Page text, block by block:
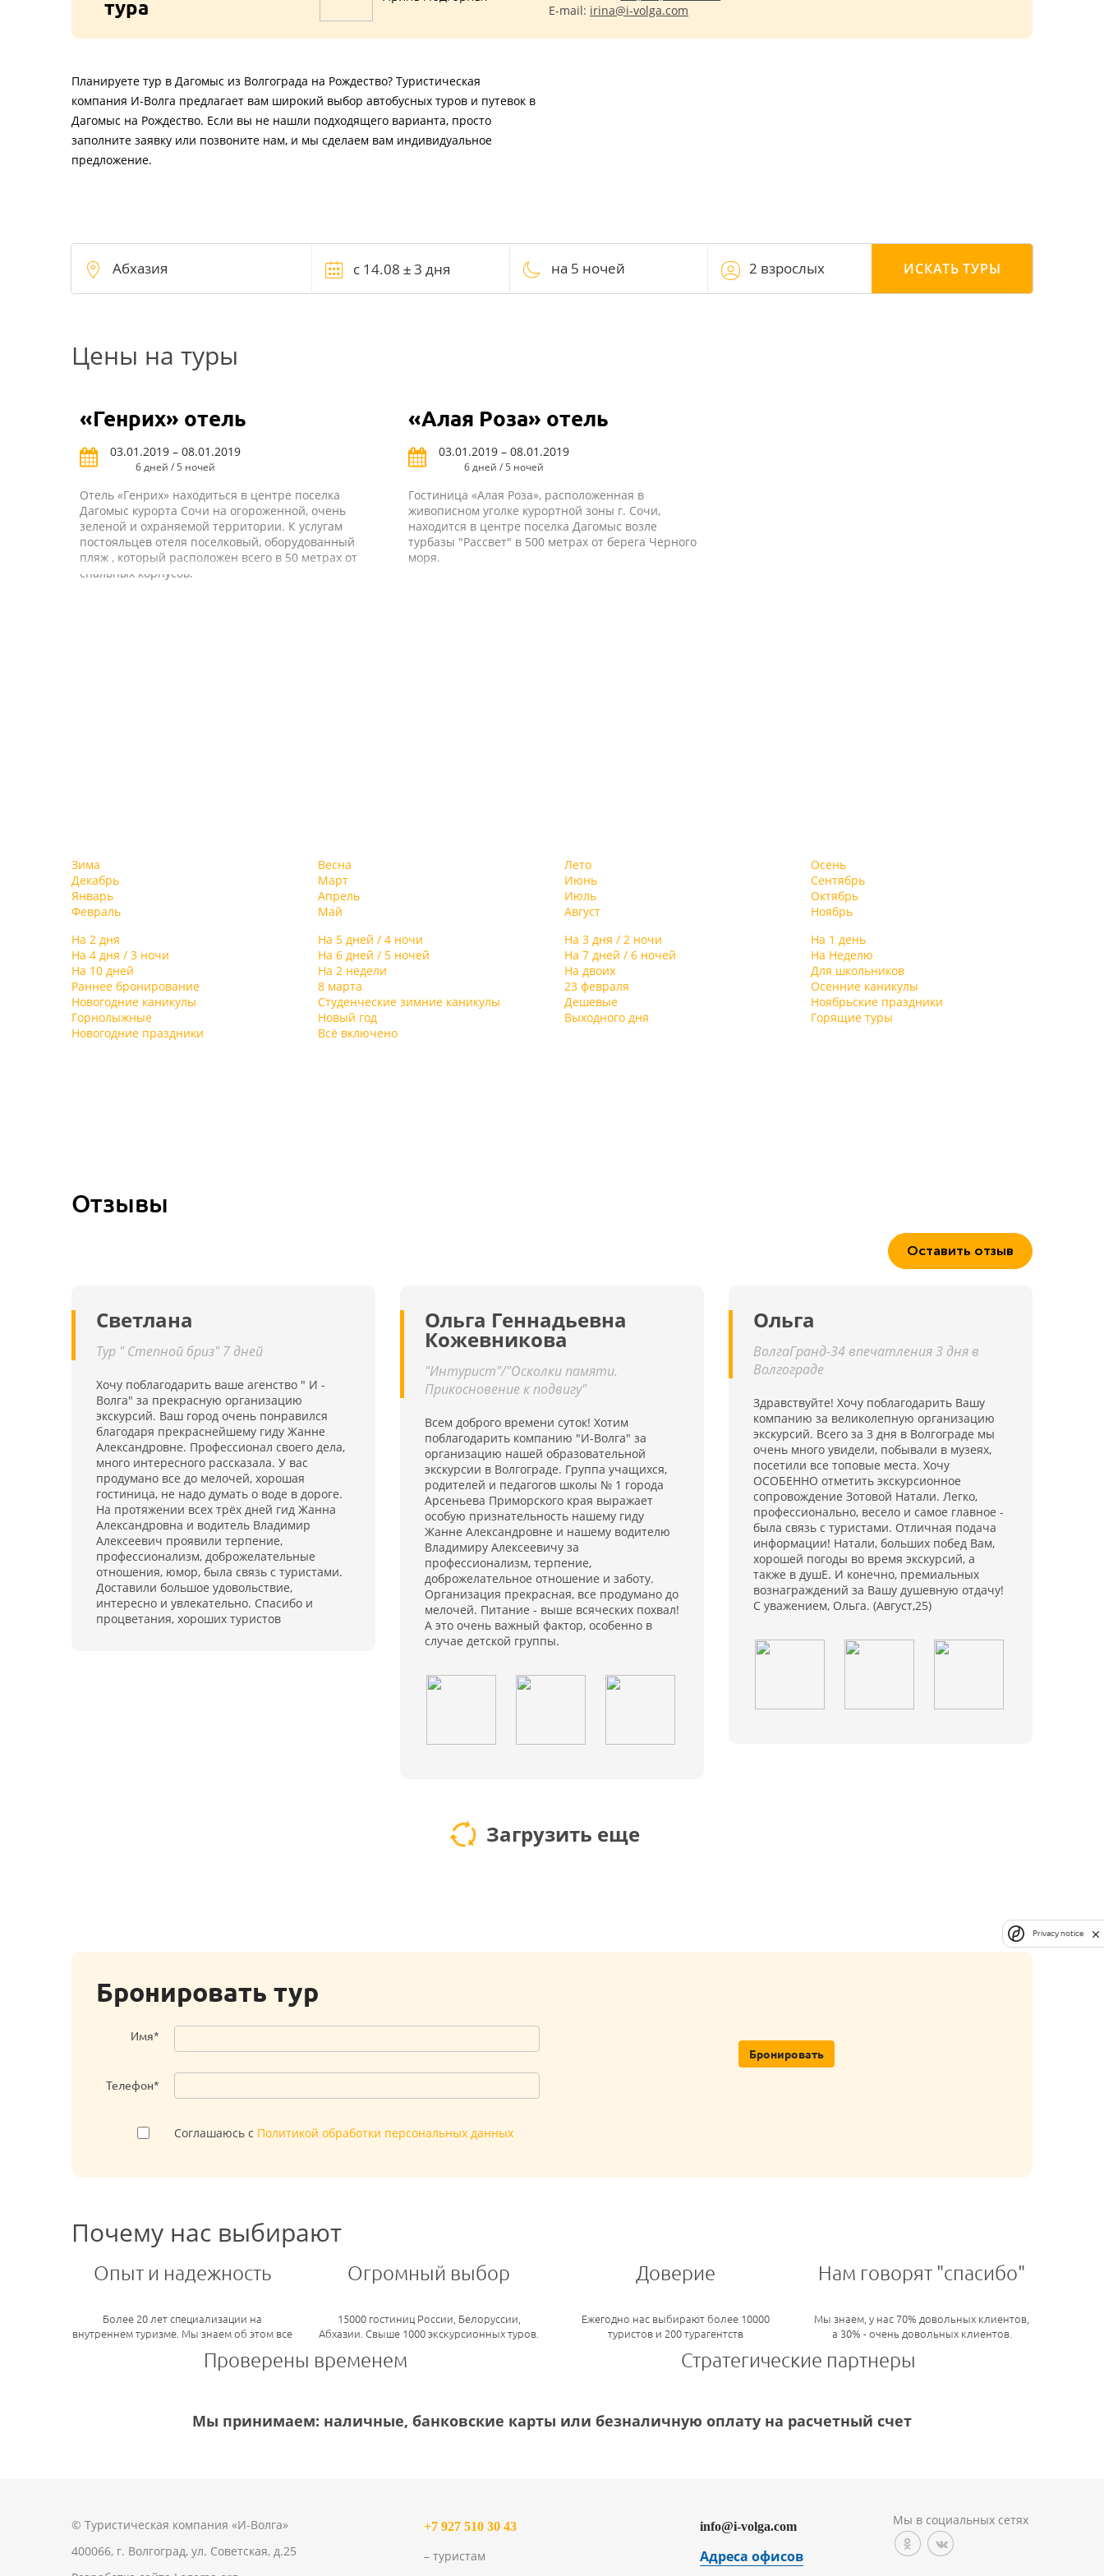
тура
E-mail: irina@i-volga.com
Планируете тур в Дагомыс из Волгограда на Рождество? Туристическая
компания И-Волга предлагает вам широкий выбор автобусных туров и путевок в
Дагомыс на Рождество. Если вы не нашли подходящего варианта, просто
заполните заявку или позвоните нам, и мы сделаем вам индивидуальное
предложение.
на 5 ночей 2 взрослых ИСКАТЬ ТУРЫ
Цены на туры
«Генрих» отель
03.01.2019 – 08.01.2019
6 дней / 5 ночей
Отель «Генрих» находиться в центре поселка
Дагомыс курорта Сочи на огороженной, очень
зеленой и охраняемой территории. К услугам
постояльцев отеля поселковый, оборудованный
пляж , который расположен всего в 50 метрах от
спальных корпусов.
«Алая Роза» отель
03.01.2019 – 08.01.2019
6 дней / 5 ночей
Гостиница «Алая Роза», расположенная в
живописном уголке курортной зоны г. Сочи,
находится в центре поселка Дагомыс возле
турбазы "Рассвет" в 500 метрах от берега Черного
моря.
Зима
Декабрь
Январь
Февраль
Весна
Март
Апрель
Май
Лето
Июнь
Июль
Август
Осень
Сентябрь
Октябрь
Ноябрь
На 2 дня
На 5 дней / 4 ночи На 3 дня / 2 ночи
На 1 день
На 4 дня / 3 ночи
На 6 дней / 5 ночей На 7 дней / 6 ночей
На Неделю
На 10 дней
На 2 недели На двоих
Для школьников
Раннее бронирование
8 марта 23 февраля
Осенние каникулы
Новогодние каникулы
Студенческие зимние каникулы Дешевые
Ноябрьские праздники
Горнолыжные
Новый год Выходного дня
Горящие туры
Новогодние праздники
Всё включено
Отзывы
Оставить отзыв
Светлана
Тур " Степной бриз" 7 дней
Хочу поблагодарить ваше агенство " И -
Волга" за прекрасную организацию
экскурсий. Ваш город очень понравился
благодаря прекраснейшему гиду Жанне
Александровне. Профессионал своего дела,
много интересного рассказала. У вас
продумано все до мелочей, хорошая
гостиница, не надо думать о воде в дороге.
На протяжении всех трёх дней гид Жанна
Александровна и водитель Владимир
Алексеевич проявили терпение,
профессионализм, доброжелательные
отношения, юмор, была связь с туристами.
Доставили большое удовольствие,
интересно и увлекательно. Спасибо и
процветания, хороших туристов
Ольга Геннадьевна
Кожевникова
"Интурист"/"Осколки памяти.
Прикосновение к подвигу"
Всем доброго времени суток! Хотим
поблагодарить компанию "И-Волга" за
организацию нашей образовательной
экскурсии в Волгограде. Группа учащихся,
родителей и педагогов школы № 1 города
Арсеньева Приморского края выражает
особую признательность нашему гиду
Жанне Александровне и нашему водителю
Владимиру Алексеевичу за
профессионализм, терпение,
доброжелательное отношение и заботу.
Организация прекрасная, все продумано до
мелочей. Питание - выше всяческих похвал!
А это очень важный фактор, особенно в
случае детской группы.
Ольга
ВолгаГранд-34 впечатления 3 дня в
Волгограде
Здравствуйте! Хочу поблагодарить Вашу
компанию за великолепную организацию
экскурсий. Всего за 3 дня в Волгограде мы
очень много увидели, побывали в музеях,
посетили все топовые места. Хочу
ОСОБЕННО отметить экскурсионное
сопровождение Зотовой Натали. Легко,
профессионально, весело и самое главное -
была связь с туристами. Отличная подача
информации! Натали, больших побед Вам,
хорошей погоды во время экскурсий, а
также в душЕ. И конечно, премиальных
вознаграждений за Вашу душевную отдачу!
С уважением, Ольга. (Август,25)
Загрузить еще
Бронировать тур
Имя*
Телефон*
Соглашаюсь с Политикой обработки персональных данных
Бронировать
Почему нас выбирают
Опыт и надежность
Более 20 лет специализации на
внутреннем туризме. Мы знаем об этом все
Огромный выбор
15000 гостиниц России, Белоруссии,
Абхазии. Свыше 1000 экскурсионных туров.
Доверие
Ежегодно нас выбирают более 10000
туристов и 200 турагентств
Нам говорят "спасибо"
Мы знаем, у нас 70% довольных клиентов,
а 30% - очень довольных клиентов.
Проверены временем Стратегические партнеры
Мы принимаем: наличные, банковские карты или безналичную оплату на расчетный счет
© Туристическая компания «И-Волга»
400066, г. Волгоград, ул. Советская, д.25
+7 927 510 30 43
– туристам
info@i-volga.com
Адреса офисов
Мы в социальных сетях
Privacy notice